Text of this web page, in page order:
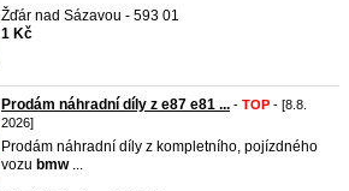
Žďár nad Sázavou - 593 01
1 Kč
Prodám náhradní díly z e87 e81 ... - TOP - [8.8.
2026]
Prodám náhradní díly z kompletního, pojízdného
vozu bmw...